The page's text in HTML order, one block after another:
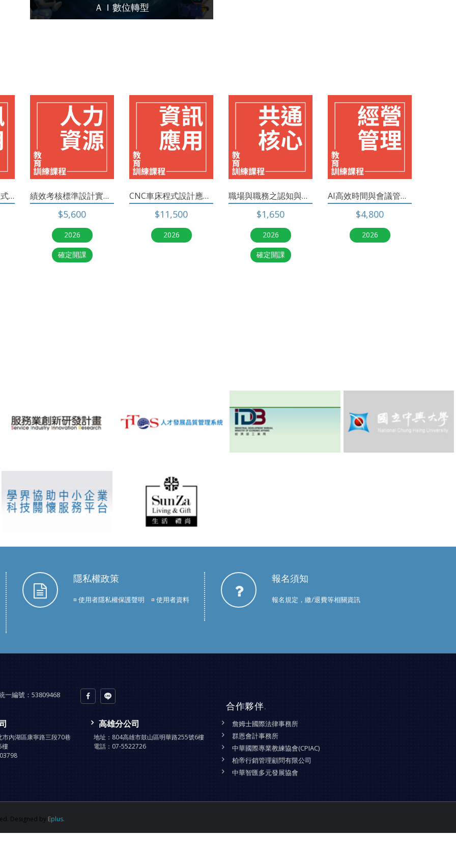
ＡＩ數位轉型
MC加工中心銑床程式設計班 績效考核標準設計實務班
$5,600
2026
確定開課
CNC車床程式設計應用班
$11,500
2026
職場與職務之認知與溝通協調(BC1)
$1,650
2026
確定開課
AI高效時間與會議管理術
$4,800
2026
隱私權政策
¤ 使用者隱私權保護聲明 ¤ 使用者資料
報名須知
報名規定，繳/退費等相關資訊
一編號： 53809468
市內湖區康寧路三段70巷
樓
高雄分公司
地址： 804高雄市鼓山區明華路255號6樓
電話： 07-5522726
合作夥伴.
詹姆士國際法律事務所
群恩會計事務所
中華國際專業教練協會(CPIAC)
柏帝行銷管理顧問有限公司
中華智匯多元發展協會
Designed by Eplus.